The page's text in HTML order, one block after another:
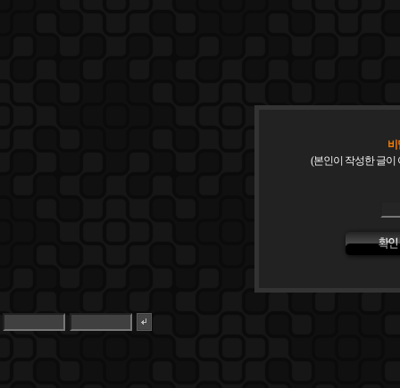
비
(본인이 작성한 글이